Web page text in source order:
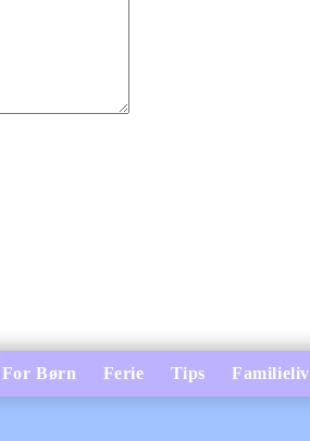
For Børn Ferie Tips Familieliv